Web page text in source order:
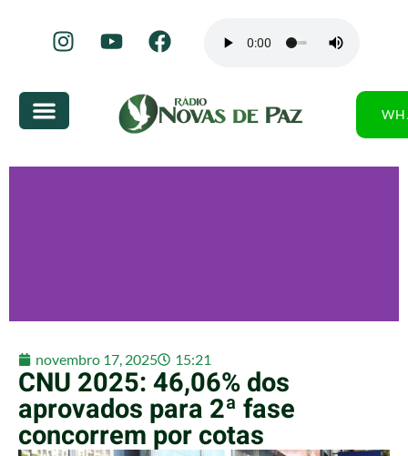
novembro 17, 2025 15:21
CNU 2025: 46,06% dos
aprovados para 2ª fase
concorrem por cotas